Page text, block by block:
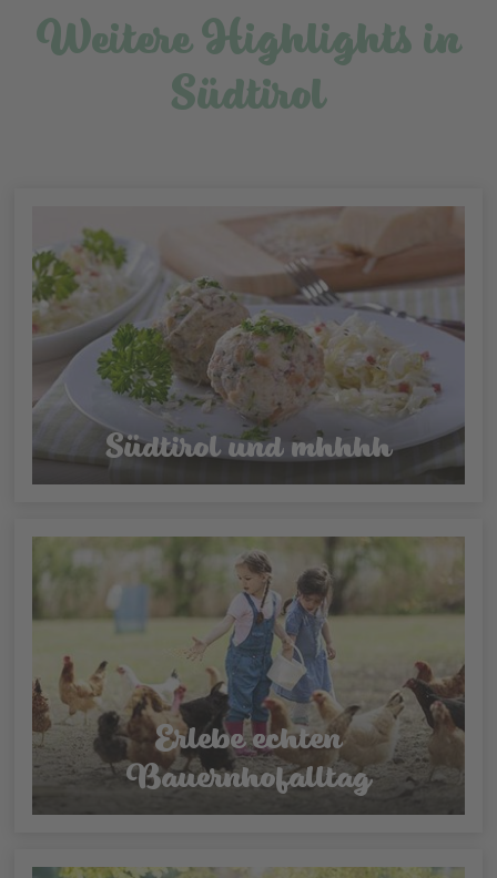
Weitere Highlights in
Südtirol
Südtirol und mhhhh
Erlebe echten
Bauernhofalltag